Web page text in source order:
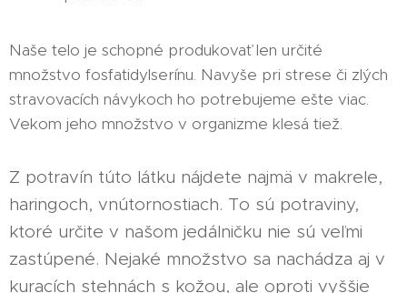
Naše telo je schopné produkovať len určité
množstvo fosfatidylserínu. Navyše pri strese či zlých
stravovacích návykoch ho potrebujeme ešte viac.
Vekom jeho množstvo v organizme klesá tiež.
Z potravín túto látku nájdete najmä v makrele,
haringoch, vnútornostiach. To sú potraviny,
ktoré určite v našom jedálničku nie sú veľmi
zastúpené. Nejaké množstvo sa nachádza aj v
kuracích stehnách s kožou, ale oproti vyššie